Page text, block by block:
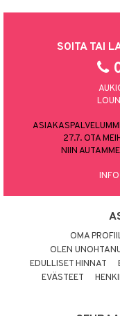
SOITA TAI
27.7. OTA
NIIN
OMA
OLEN
EDULLISET HINNAT
EVÄSTEET